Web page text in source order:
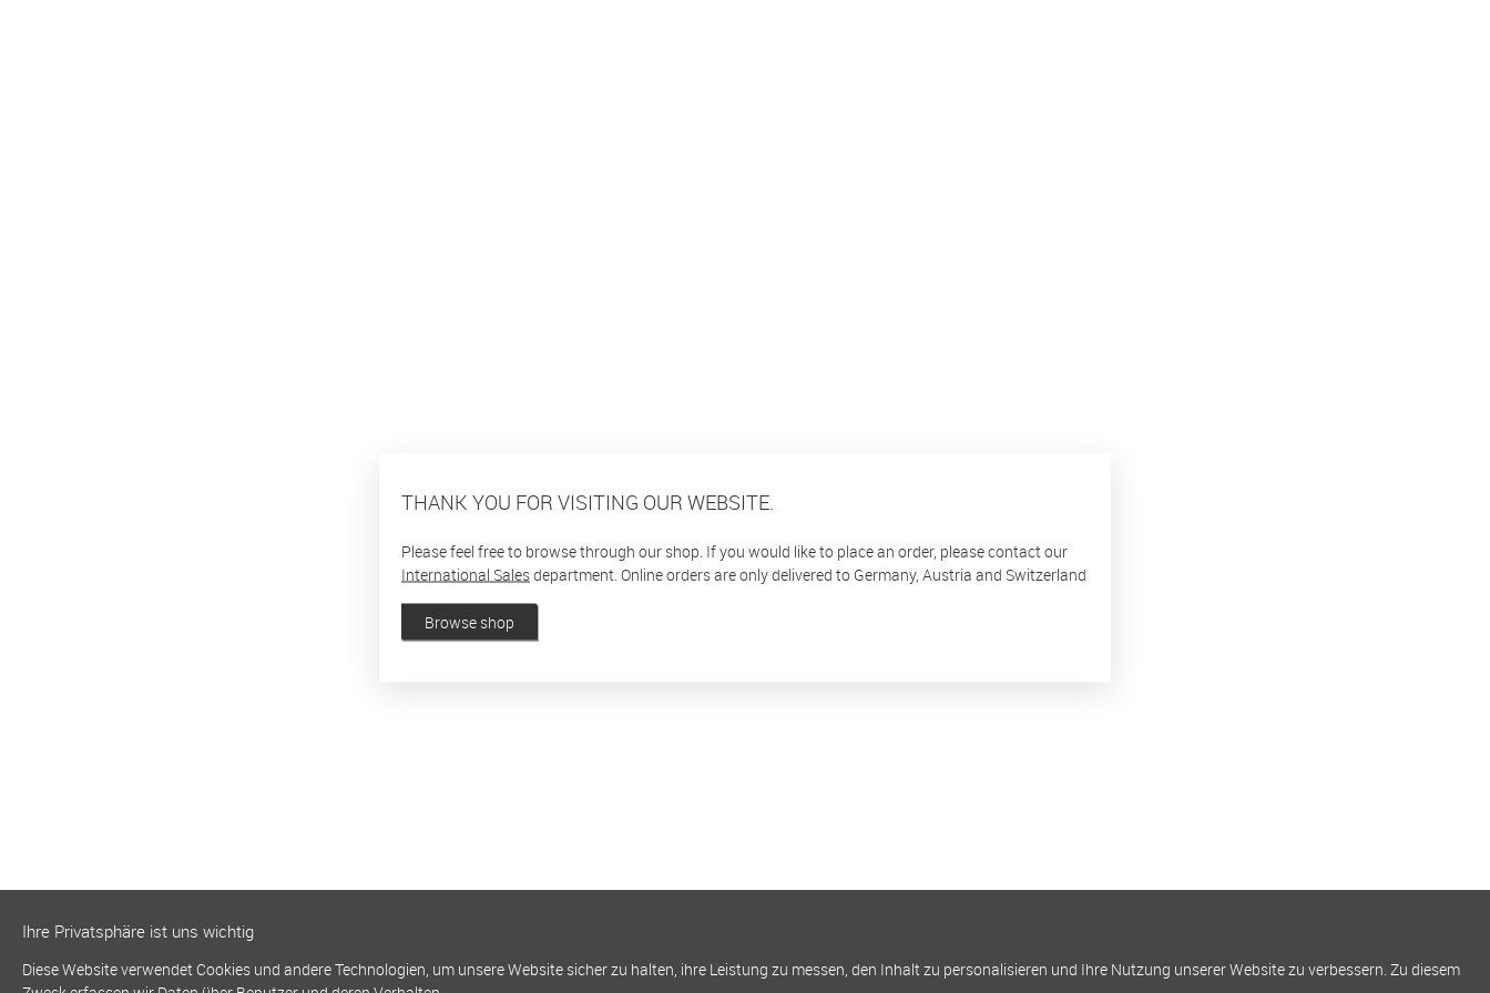
THANK YOU FOR VISITING OUR WEBSITE.
Please feel free to browse through our shop. If you would like to place an order, please contact our
International Salesdepartment. Online orders are only delivered to Germany, Austria and Switzerland
Browse shop
Ihre Privatsphäre ist uns wichtig
Diese Website verwendet Cookies und andere Technologien, um unsere Website sicher zu halten, ihre Leistung zu messen, den Inhalt zu personalisieren und Ihre Nutzung unserer Website zu verbessern. Zu diesem